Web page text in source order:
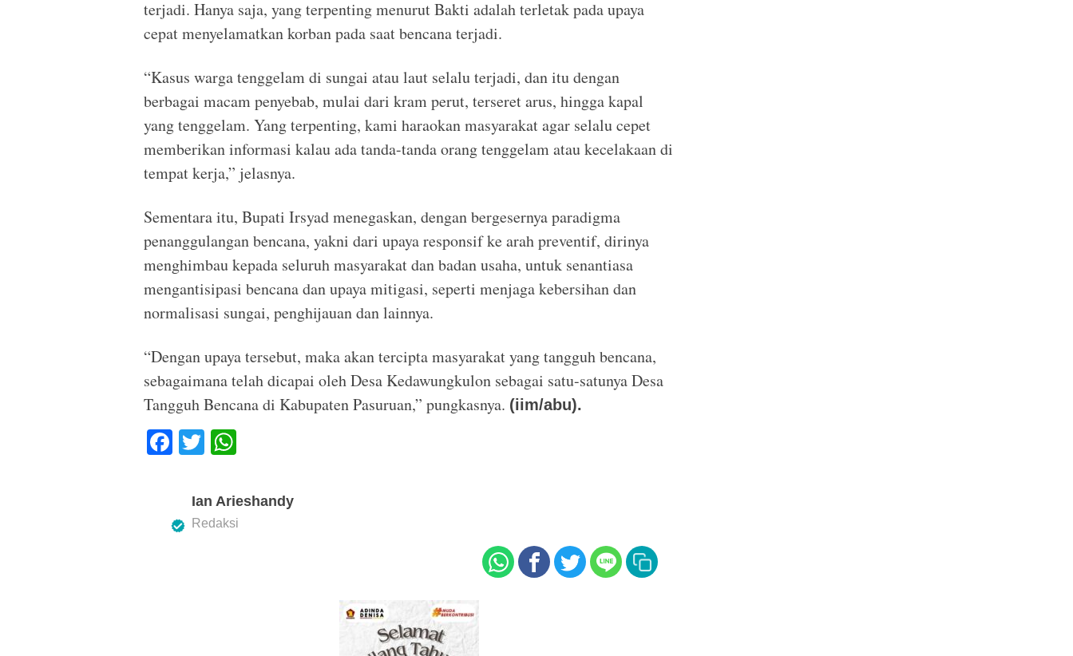
terjadi. Hanya saja, yang terpenting menurut Bakti adalah terletak pada upaya
cepat menyelamatkan korban pada saat bencana terjadi.
“Kasus warga tenggelam di sungai atau laut selalu terjadi, dan itu dengan
berbagai macam penyebab, mulai dari kram perut, terseret arus, hingga kapal
yang tenggelam. Yang terpenting, kami haraokan masyarakat agar selalu cepet
memberikan informasi kalau ada tanda-tanda orang tenggelam atau kecelakaan di
tempat kerja,” jelasnya.
Sementara itu, Bupati Irsyad menegaskan, dengan bergesernya paradigma
penanggulangan bencana, yakni dari upaya responsif ke arah preventif, dirinya
menghimbau kepada seluruh masyarakat dan badan usaha, untuk senantiasa
mengantisipasi bencana dan upaya mitigasi, seperti menjaga kebersihan dan
normalisasi sungai, penghijauan dan lainnya.
“Dengan upaya tersebut, maka akan tercipta masyarakat yang tangguh bencana,
sebagaimana telah dicapai oleh Desa Kedawungkulon sebagai satu-satunya Desa
Tangguh Bencana di Kabupaten Pasuruan,” pungkasnya. (iim/abu).
F
e
T
tt
er
at
s
Ian Arieshandy
Redaksi